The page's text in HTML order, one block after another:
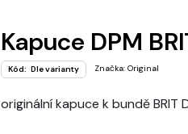
originální kapuce k bundě BRIT
Kapuce DPM
Kód: Dle varianty Značka: Original